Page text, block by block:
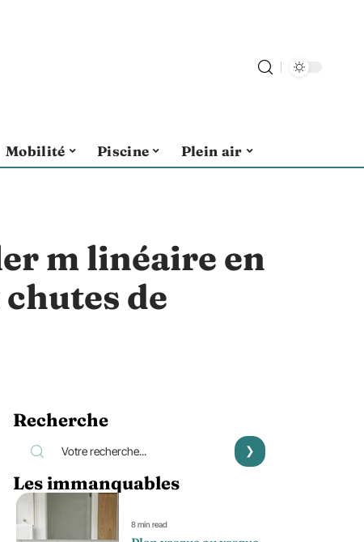
Mobilité Piscine Plein air
m linéaire en
de
Recherche
Les immanquables
8 min read